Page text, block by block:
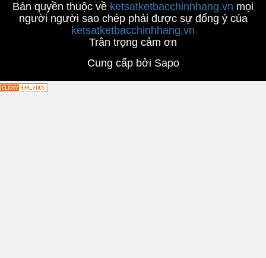
Bản quyền thuộc về ketsatketbacchinhhang.vn mọi
người người sao chép phải được sự đống ý cúa
ketsatketbacchinhhang.vn
Trân trọng cảm ơn
Cung cấp bởi Sapo